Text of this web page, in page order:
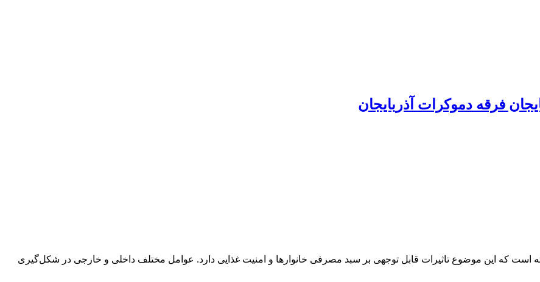
فرقه دموکرات آذربایجان
است که این موضوع تاثیرات قابل توجهی بر سبد مصرفی خانوار‌ها و امنیت غذایی دارد. عوامل مختلف داخلی و خارجی در شکل‌گیری